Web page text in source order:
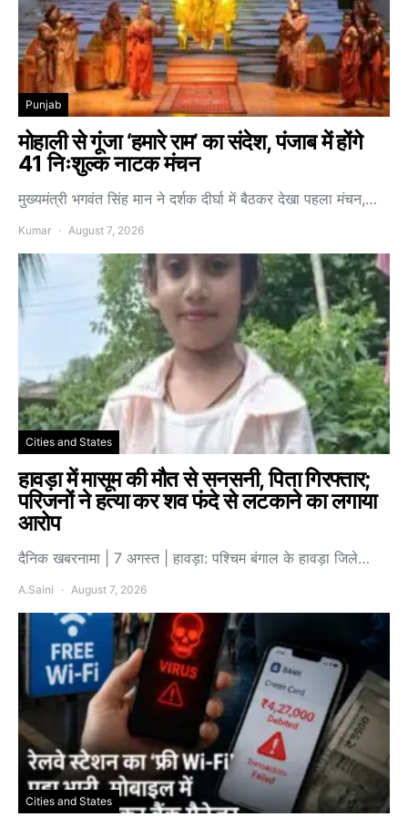
Punjab
मोहाली से गूंजा ‘हमारे राम’ का संदेश, पंजाब में होंगे
41 निःशुल्क नाटक मंचन
मुख्यमंत्री भगवंत सिंह मान ने दर्शक दीर्घा में बैठकर देखा पहला मंचन,…
Kumar August 7, 2026
Cities and States
हावड़ा में मासूम की मौत से सनसनी, पिता गिरफ्तार;
परिजनों ने हत्या कर शव फंदे से लटकाने का लगाया
आरोप
दैनिक खबरनामा | 7 अगस्त | हावड़ा: पश्चिम बंगाल के हावड़ा जिले…
A.Saini August 7, 2026
Cities and States